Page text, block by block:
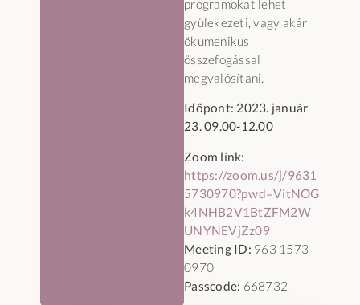
programokat lehet
gyülekezeti, vagy akár
ökumenikus
összefogással
megvalósítani.
Időpont: 2023. január
23. 09.00-12.00
Zoom link:
https://zoom.us/j/9631
5730970?pwd=VitNOG
k4NHB2V1BtZFM2W
UNYNEVjZz09
Meeting ID: 963 1573
0970
Passcode: 668732